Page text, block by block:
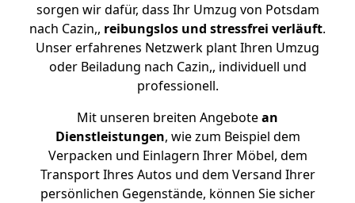
sorgen wir dafür, dass Ihr Umzug von Potsdam
nach Cazin,, reibungslos und stressfrei verläuft.
Unser erfahrenes Netzwerk plant Ihren Umzug
oder Beiladung nach Cazin,, individuell und
professionell.
Mit unseren breiten Angebotean
Dienstleistungen, wie zum Beispiel dem
Verpacken und Einlagern Ihrer Möbel, dem
Transport Ihres Autos und dem Versand Ihrer
persönlichen Gegenstände, können Sie sicher